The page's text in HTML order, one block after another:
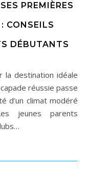
PREMIÈRES
CONSEILS
DÉBUTANTS
réussie passe
d’un climat modéré
jeunes parents